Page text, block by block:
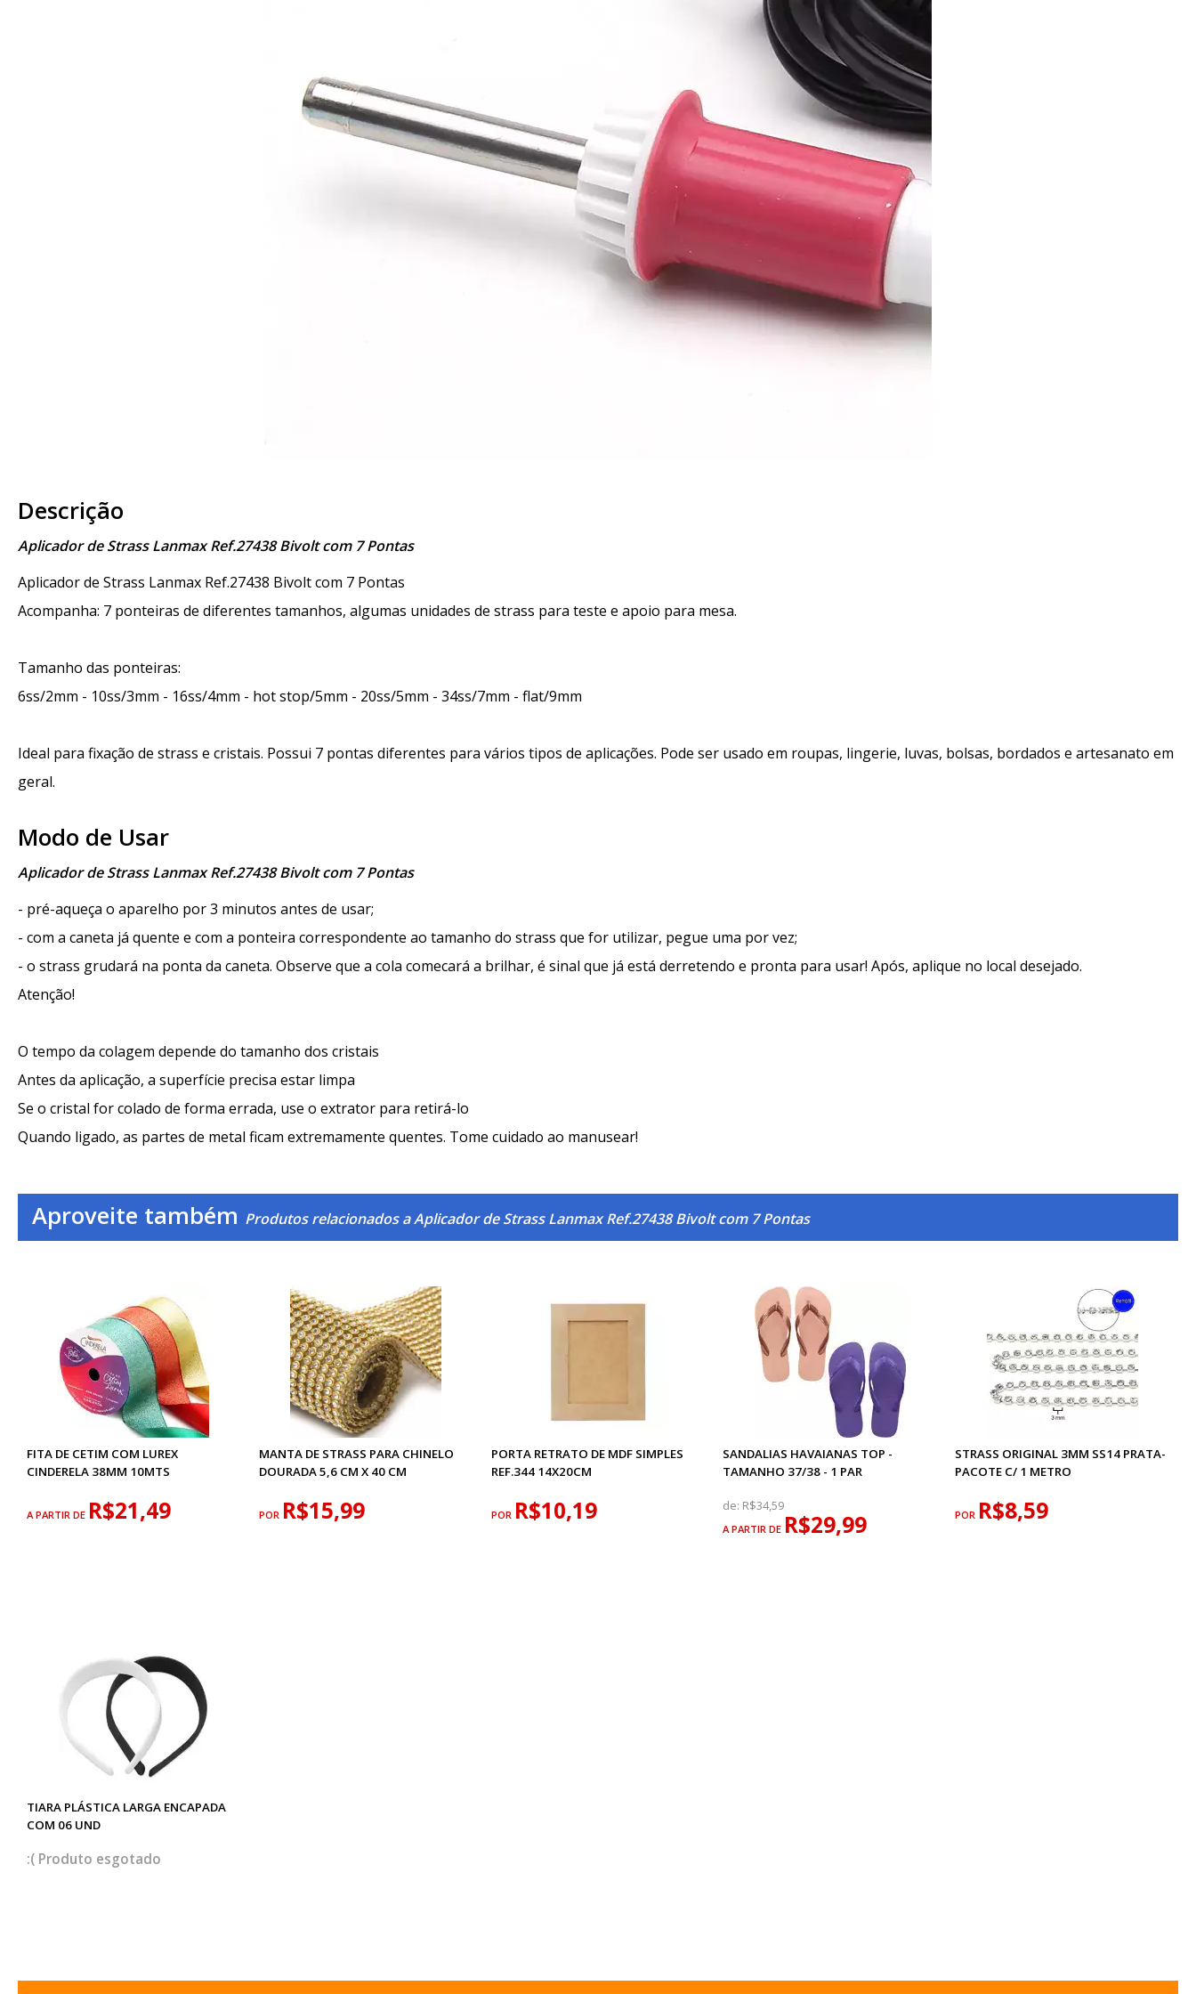
Descrição
Aplicador de Strass Lanmax Ref.27438 Bivolt com 7 Pontas
Aplicador de Strass Lanmax Ref.27438 Bivolt com 7 Pontas
Acompanha: 7 ponteiras de diferentes tamanhos, algumas unidades de strass para teste e apoio para mesa.
Tamanho das ponteiras:
6ss/2mm - 10ss/3mm - 16ss/4mm - hot stop/5mm - 20ss/5mm - 34ss/7mm - flat/9mm
Ideal para fixação de strass e cristais. Possui 7 pontas diferentes para vários tipos de aplicações. Pode ser usado em roupas, lingerie, luvas, bolsas, bordados e artesanato em
geral.
Modo de Usar
Aplicador de Strass Lanmax Ref.27438 Bivolt com 7 Pontas
- pré-aqueça o aparelho por 3 minutos antes de usar;
- com a caneta já quente e com a ponteira correspondente ao tamanho do strass que for utilizar, pegue uma por vez;
- o strass grudará na ponta da caneta. Observe que a cola comecará a brilhar, é sinal que já está derretendo e pronta para usar! Após, aplique no local desejado.
Atenção!
O tempo da colagem depende do tamanho dos cristais
Antes da aplicação, a superfície precisa estar limpa
Se o cristal for colado de forma errada, use o extrator para retirá-lo
Quando ligado, as partes de metal ficam extremamente quentes. Tome cuidado ao manusear!
Aproveite também Produtos relacionados a Aplicador de Strass Lanmax Ref.27438 Bivolt com 7 Pontas
FITA DE CETIM COM LUREX
CINDERELA 38MM 10MTS
A PARTIR DE R$21,49
MANTA DE STRASS PARA CHINELO
DOURADA 5,6 CM X 40 CM
POR R$15,99
PORTA RETRATO DE MDF SIMPLES
REF.344 14X20CM
POR R$10,19
SANDALIAS HAVAIANAS TOP -
TAMANHO 37/38 - 1 PAR
de: R$34,59
A PARTIR DE R$29,99
STRASS ORIGINAL 3MM SS14 PRATA-
PACOTE C/ 1 METRO
POR R$8,59
TIARA PLÁSTICA LARGA ENCAPADA
COM 06 UND
esgotado